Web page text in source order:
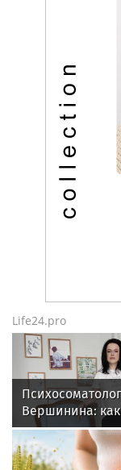
Life24.pro
Вершинина: как
минуты
равновесие